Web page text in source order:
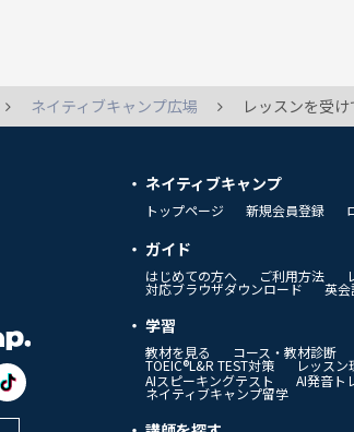
ネイティブキャンプ広場 レッスンを受けてどうしても分からなかったことがありま
ネイティブキャンプ
トップページ 新規会員登録
ガイド
はじめての方へ ご利用方法
対応ブラウザダウンロード 英会
学習
教材を見る コース・教材診断
TOEIC®L&R TEST対策 レッス
AIスピーキングテスト
AI発音ト
ネイティブキャンプ留学